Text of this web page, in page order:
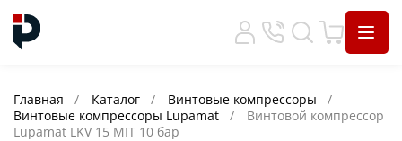
Главная Каталог
Винтовые компрессоры
Винтовые компрессоры Lupamat
Винтовой компрессор
Lupamat LKV 15 MIT 10 бар